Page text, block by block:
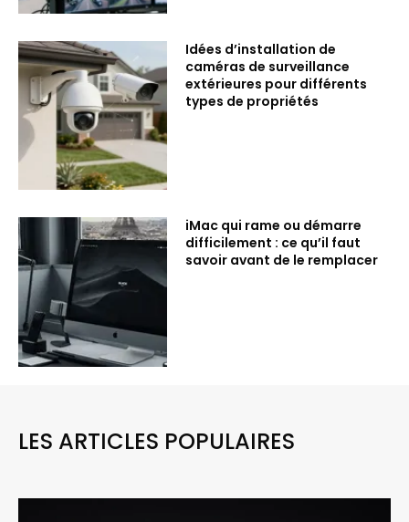
Idées d’installation de
caméras de surveillance
extérieures pour différents
types de propriétés
iMac qui rame ou démarre
difficilement : ce qu’il faut
savoir avant de le remplacer
LES ARTICLES POPULAIRES